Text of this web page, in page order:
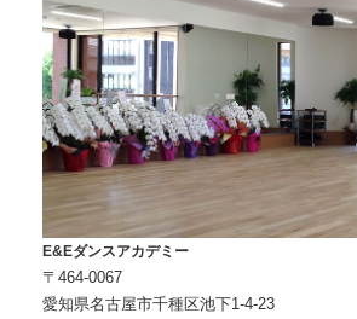
E&Eダンスアカデミー
〒464-0067
愛知県名古屋市千種区池下1-4-23